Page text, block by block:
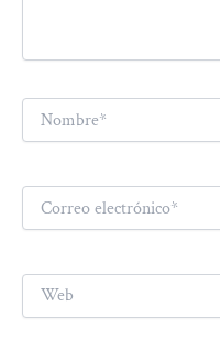
Nombre*
Correo
electrónico*
Web